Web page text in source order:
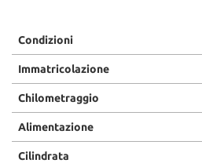
Condizioni
Immatricolazione
Chilometraggio
Alimentazione
Cilindrata